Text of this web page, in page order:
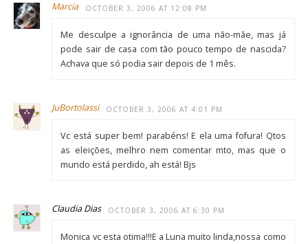
Marcia OCTOBER 3, 2006 AT 12:08 PM
Me desculpe a ignorância de uma não-mãe, mas já
pode sair de casa com tão pouco tempo de nascida?
Achava que só podia sair depois de 1 mês.
JuBortolassi OCTOBER 3, 2006 AT 4:01 PM
Vc está super bem! parabéns! E ela uma fofura! Qtos
as eleições, melhro nem comentar mto, mas que o
mundo está perdido, ah está! Bjs
Claudia Dias OCTOBER 3, 2006 AT 6:30 PM
Monica vc esta otima!!!E a Luna muito linda,nossa como